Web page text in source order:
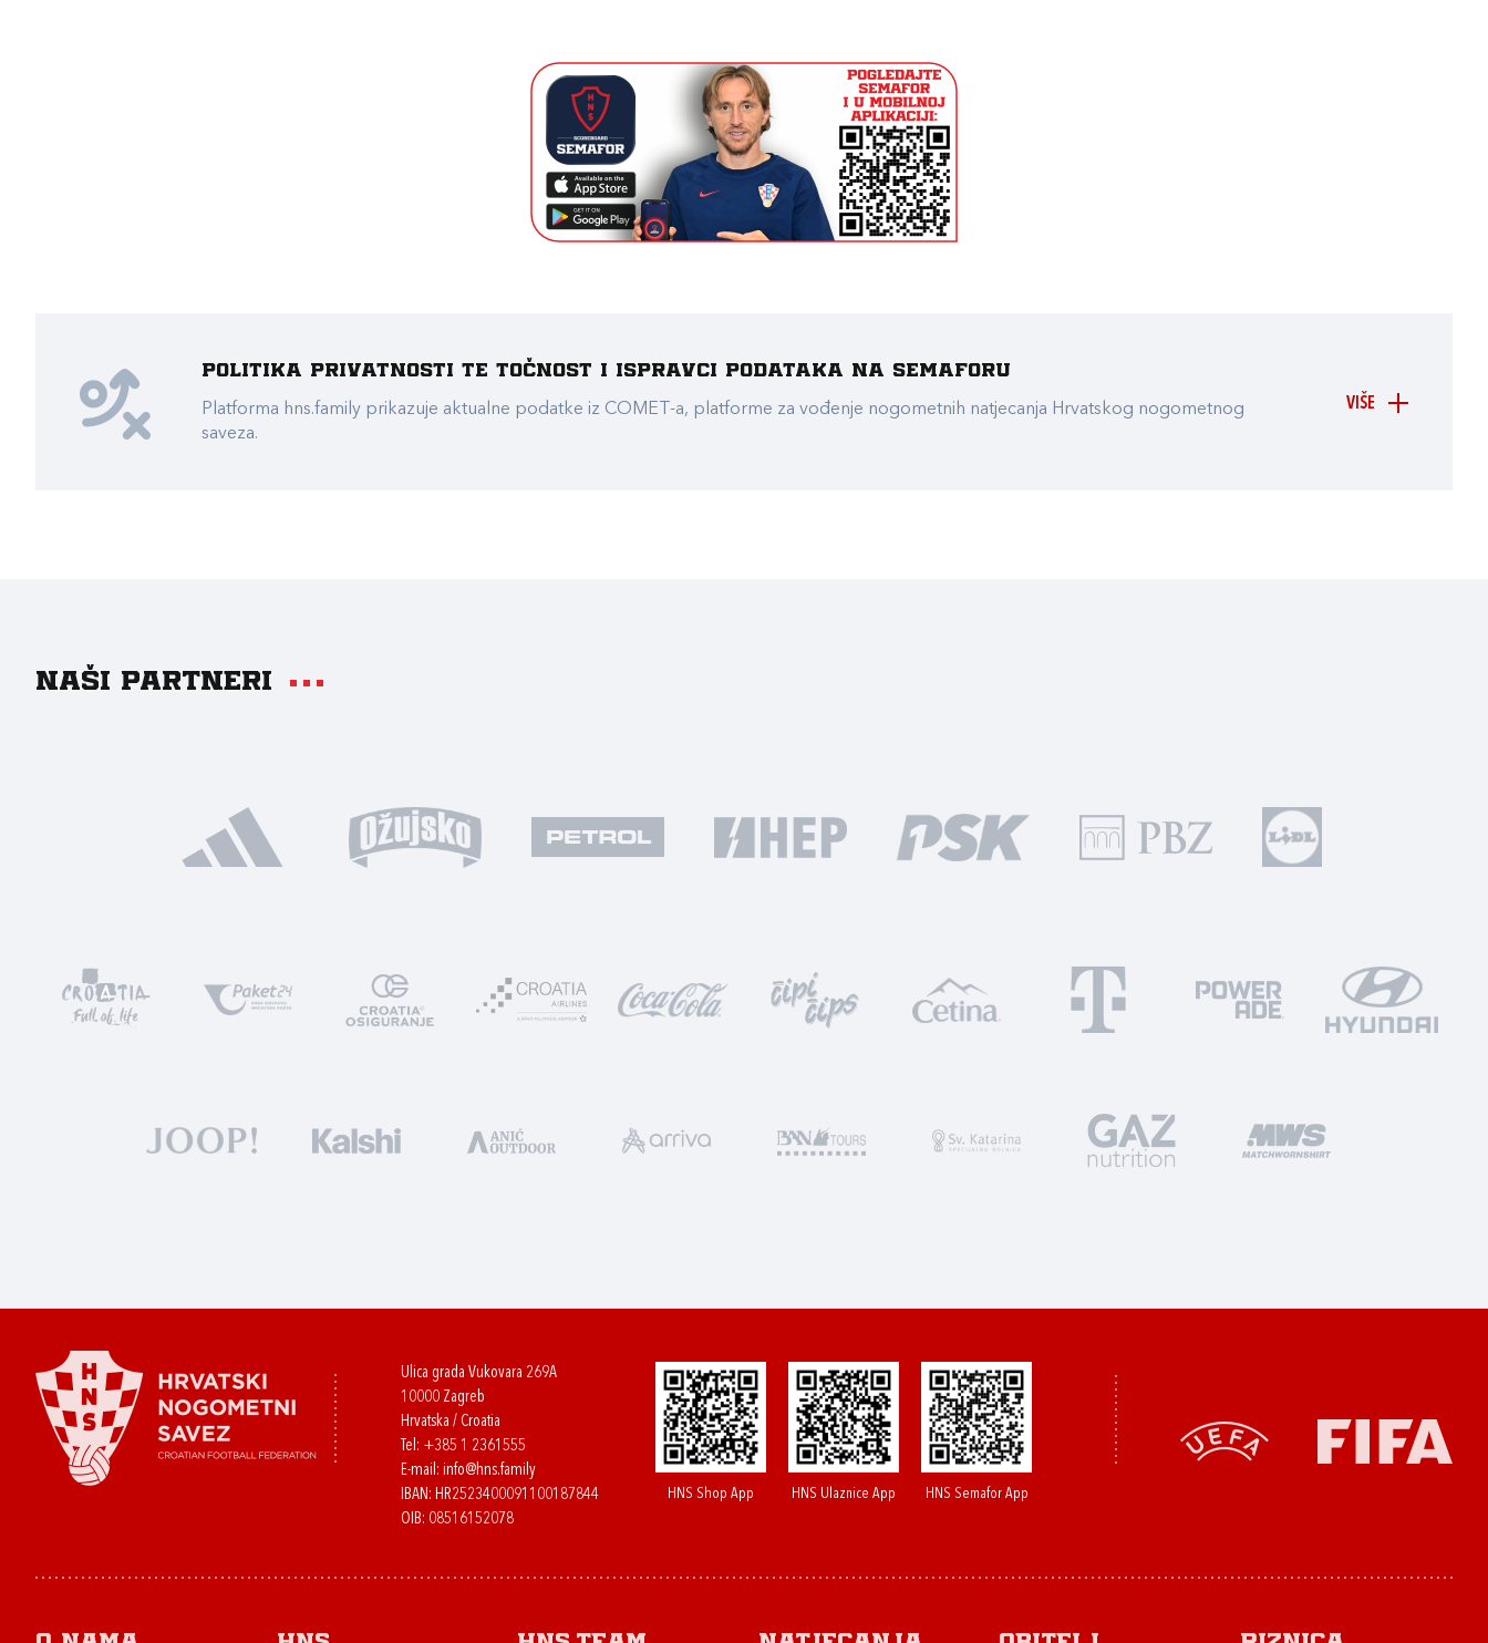
VIŠE
Politika privatnosti te točnost i ispravci podataka na Semaforu
Platforma hns.family prikazuje aktualne podatke iz COMET-a, platforme za vođenje nogometnih natjecanja Hrvatskog nogometnog
saveza.
Naši partneri
Ulica grada Vukovara 269A
10000 Zagreb
Hrvatska / Croatia
Tel: +385 1 2361555
E-mail: info@hns.family
IBAN: HR2523400091100187844
OIB: 08516152078
HNS Shop App HNS Ulaznice App HNS Semafor App